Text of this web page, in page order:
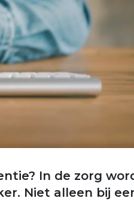
In de zorg
Niet alleen bij